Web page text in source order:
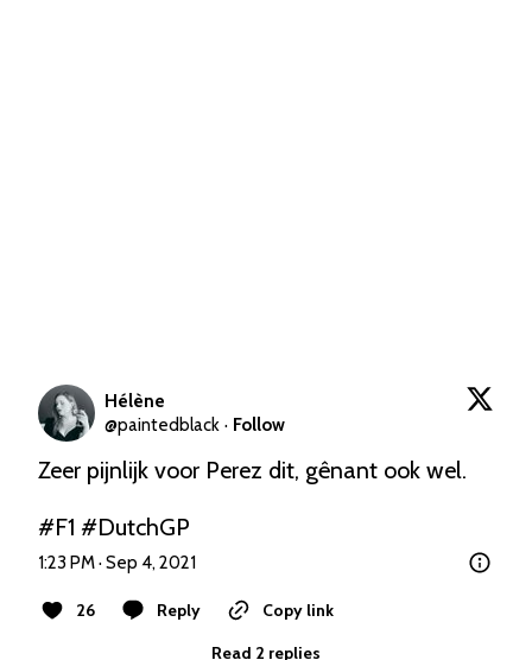
Hélène
@paintedblack · Follow
Zeer pijnlijk voor Perez dit, gênant ook wel.
#F1 #DutchGP
1:23 PM · Sep 4, 2021
26 Reply
Copy link
Read 2 replies